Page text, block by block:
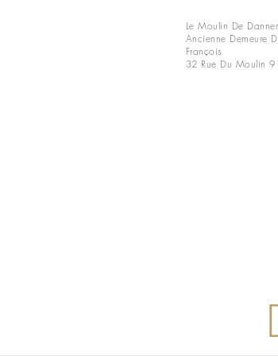
Le Moulin De
Ancienne Demeure
François
32 Rue Du Moulin